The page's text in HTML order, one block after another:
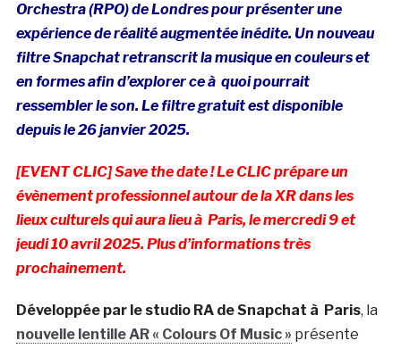
Orchestra (RPO) de Londres pour présenter une
expérience de réalité augmentée inédite. Un nouveau
filtre Snapchat retranscrit la musique en couleurs et
en formes afin d’explorer ce à quoi pourrait
ressembler le son. Le filtre gratuit est disponible
depuis le 26 janvier 2025.
[EVENT CLIC] Save the date ! Le CLIC prépare un
évènement professionnel autour de la XR dans les
lieux culturels qui aura lieu à Paris, le mercredi 9 et
jeudi 10 avril 2025. Plus d’informations très
prochainement.
Développée par le studio RA de Snapchat à Paris, la
nouvelle lentille AR « Colours Of Music » présente